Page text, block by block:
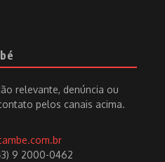
relevante, denúncia ou
pelos canais acima.
9 2000-0462